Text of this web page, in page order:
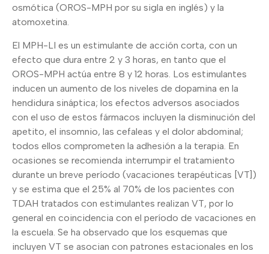
osmótica (OROS-MPH por su sigla en inglés) y la
atomoxetina.
El MPH-LI es un estimulante de acción corta, con un
efecto que dura entre 2 y 3 horas, en tanto que el
OROS-MPH actúa entre 8 y 12 horas. Los estimulantes
inducen un aumento de los niveles de dopamina en la
hendidura sináptica; los efectos adversos asociados
con el uso de estos fármacos incluyen la disminución del
apetito, el insomnio, las cefaleas y el dolor abdominal;
todos ellos comprometen la adhesión a la terapia. En
ocasiones se recomienda interrumpir el tratamiento
durante un breve período (vacaciones terapéuticas [VT])
y se estima que el 25% al 70% de los pacientes con
TDAH tratados con estimulantes realizan VT, por lo
general en coincidencia con el período de vacaciones en
la escuela. Se ha observado que los esquemas que
incluyen VT se asocian con patrones estacionales en los